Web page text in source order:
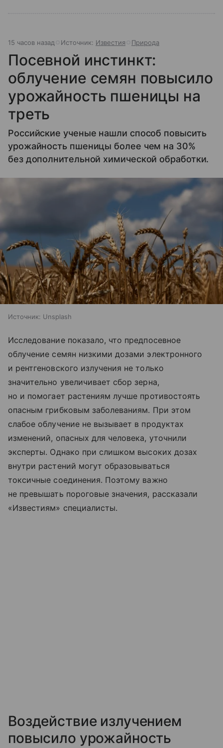
15 часов назад Источник: Известия Природа
Посевной инстинкт:
облучение семян повысило
урожайность пшеницы на
треть
Российские ученые нашли способ повысить
урожайность пшеницы более чем на 30%
без дополнительной химической обработки.
Источник: Unsplash
Исследование показало, что предпосевное
облучение семян низкими дозами электронного
и рентгеновского излучения не только
значительно увеличивает сбор зерна,
но и помогает растениям лучше противостоять
опасным грибковым заболеваниям. При этом
слабое облучение не вызывает в продуктах
изменений, опасных для человека, уточнили
эксперты. Однако при слишком высоких дозах
внутри растений могут образовываться
токсичные соединения. Поэтому важно
не превышать пороговые значения, рассказали
«Известиям» специалисты.
Воздействие излучением
повысило урожайность